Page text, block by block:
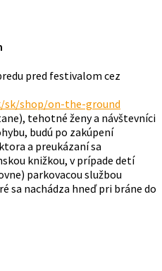
pred festivalom cez
sk/shop/on-the-ground
tehotné ženy a návštevníci
budú po zakúpení
a preukázaní sa
knižkou, v prípade detí
parkovacou službou
sa nachádza hneď pri bráne do